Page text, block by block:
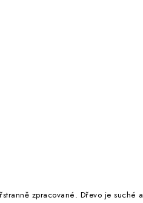
zpracované. Dřevo je suché